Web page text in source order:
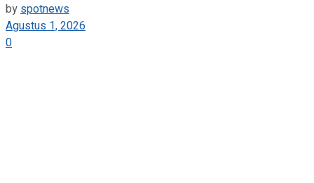
byspotnews
Agustus 1, 2026
0